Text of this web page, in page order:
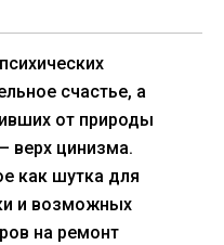
счастье, а
от природы
верх цинизма.
как шутка для
и возможных
на ремонт